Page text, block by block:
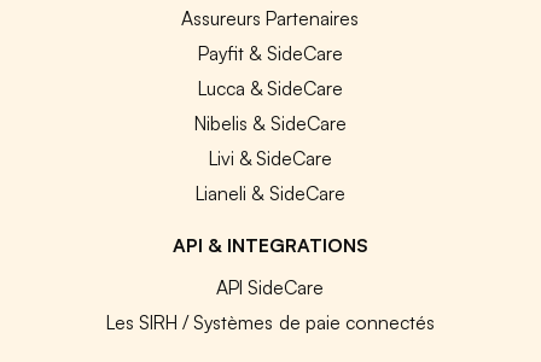
Assureurs Partenaires
Payfit & SideCare
Lucca & SideCare
Nibelis & SideCare
Livi & SideCare
Lianeli & SideCare
API & INTEGRATIONS
API SideCare
Les SIRH / Systèmes de paie connectés